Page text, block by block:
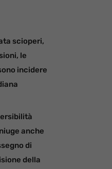
scioperi,
le
incidere
anche
di
della